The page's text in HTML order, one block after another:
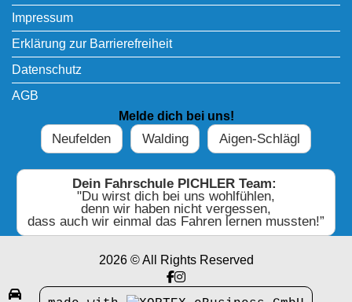

Impressum
Erklärung zur Barrierefreiheit
Datenschutz
AGB
Melde dich bei uns!
Neufelden Walding Aigen-Schlägl
Dein Fahrschule PICHLER Team:
"Du wirst dich bei uns wohlfühlen,
denn wir haben nicht vergessen,
dass auch wir einmal das Fahren lernen mussten!”
2026 © All Rights Reserved